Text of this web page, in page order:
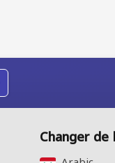
Changer de